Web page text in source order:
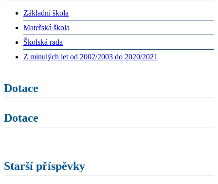
Základní škola
Mateřská škola
Školská rada
Z minulých let od 2002/2003 do 2020/2021
Dotace
Dotace
Starší příspěvky